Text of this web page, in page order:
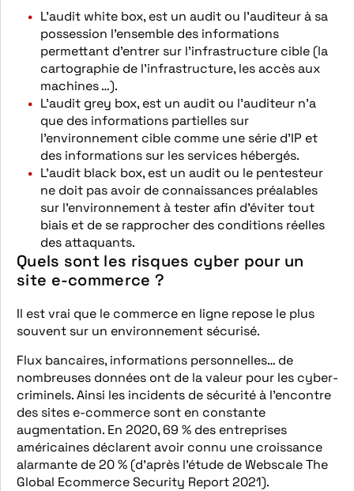
L’audit white box, est un audit ou l’auditeur à sa
possession l’ensemble des informations
permettant d’entrer sur l’infrastructure cible (la
cartographie de l’infrastructure, les accès aux
machines …).
L’audit grey box, est un audit ou l’auditeur n’a
que des informations partielles sur
l’environnement cible comme une série d’IP et
des informations sur les services hébergés.
L’audit black box, est un audit ou le pentesteur
ne doit pas avoir de connaissances préalables
sur l’environnement à tester afin d’éviter tout
biais et de se rapprocher des conditions réelles
des attaquants.
Quels sont les risques cyber pour un
site e-commerce ?
Il est vrai que le commerce en ligne repose le plus
souvent sur un environnement sécurisé.
Flux bancaires, informations personnelles… de
nombreuses données ont de la valeur pour les cyber-
criminels. Ainsi les incidents de sécurité à l’encontre
des sites e-commerce sont en constante
augmentation. En 2020, 69 % des entreprises
américaines déclarent avoir connu une croissance
alarmante de 20 % (d’après l’étude de Webscale The
Global Ecommerce Security Report 2021).